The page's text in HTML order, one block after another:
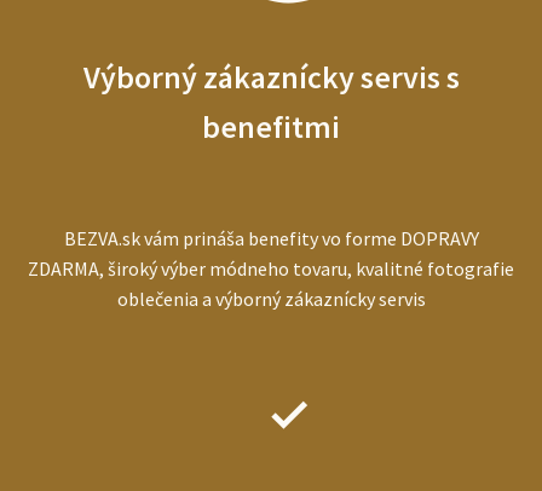
Výborný zákaznícky servis s
benefitmi
BEZVA.sk vám prináša benefity vo forme DOPRAVY
ZDARMA, široký výber módneho tovaru, kvalitné fotografie
oblečenia a výborný zákaznícky servis